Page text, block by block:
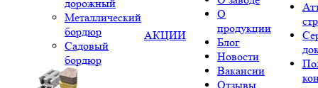
дорожный
Металлический
бордюр
Садовый
бордюр
АКЦИИ
О
продукции
Блог
Новости
Вакансии
Отзывы